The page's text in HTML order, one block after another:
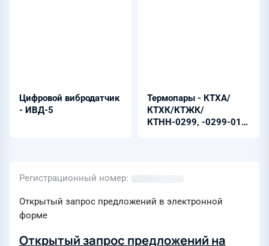
Цифровой вибродатчик
- ИВД-5
Термопары - КТХА/
КТХК/КТЖК/
КТНН-0299, -0299-01,
Регистрационный номер
Открытый запрос предложений в электронной
форме
Открытый запрос предложений на